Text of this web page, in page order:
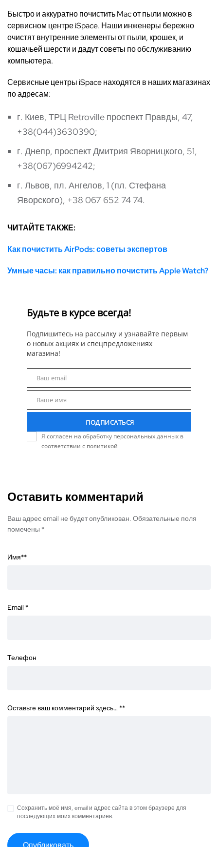
Быстро и аккуратно почистить Mac от пыли можно в
сервисном центре iSpace. Наши инженеры бережно
очистят внутренние элементы от пыли, крошек, и
кошачьей шерсти и дадут советы по обслуживанию
компьютера.
Сервисные центры iSpace находятся в наших магазинах
по адресам:
г. Киев, ТРЦ Retroville проспект Правды, 47,
+38(044)3630390;
г. Днепр, проспект Дмитрия Яворницкого, 51,
+38(067)6994242;
г. Львов, пл. Ангелов, 1 (пл. Стефана
Яворского), +38 067 652 74 74.
ЧИТАЙТЕ ТАКЖЕ:
Как почистить AirPods: советы экспертов
Умные часы: как правильно почистить Apple Watch?
Будьте в курсе всегда!
Подпишитесь на рассылку и узнавайте первым
о новых акциях и спецпредложениях
магазина!
Ваш email
Ваше имя
ПОДПИСАТЬСЯ
Я согласен на обработку персональных данных в
соответствии с политикой
Оставить комментарий
Ваш адрес email не будет опубликован. Обязательные поля
помечены *
Имя**
Email *
Телефон
Оставьте ваш комментарий здесь… **
Сохранить моё имя, email и адрес сайта в этом браузере для
последующих моих комментариев.